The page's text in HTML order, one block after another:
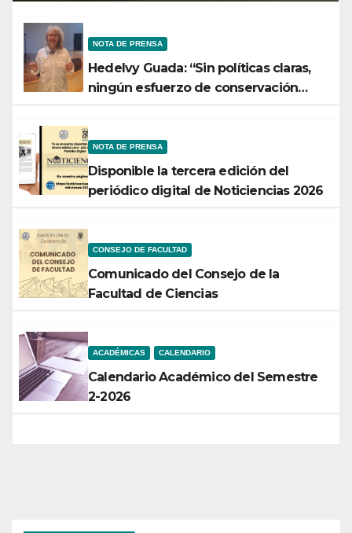
NOTA DE PRENSA
Hedelvy Guada: “Sin políticas claras,
ningún esfuerzo de conservación
NOTA DE PRENSA
Disponible la tercera edición del
periódico digital de Noticiencias 2026
CONSEJO DE FACULTAD
Comunicado del Consejo de la
Facultad de Ciencias
ACADÉMICAS CALENDARIO
Calendario Académico del Semestre
2-2026